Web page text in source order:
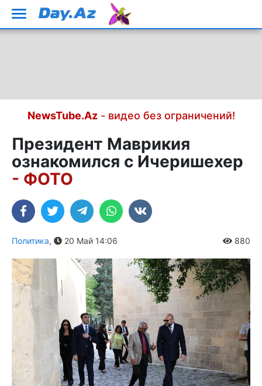
NewsTube.Az- видео без ограничений!
Президент Маврикия
ознакомился с Ичеришехер
- ФОТО
Политика, 20 Май 14:06 880